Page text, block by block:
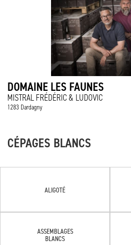
DOMAINE LES FAUNES
MISTRAL FRÉDÉRIC & LUDOVIC
1283 Dardagny
CÉPAGES BLANCS
ALIGOTÉ
ASSEMBLAGES
BLANCS